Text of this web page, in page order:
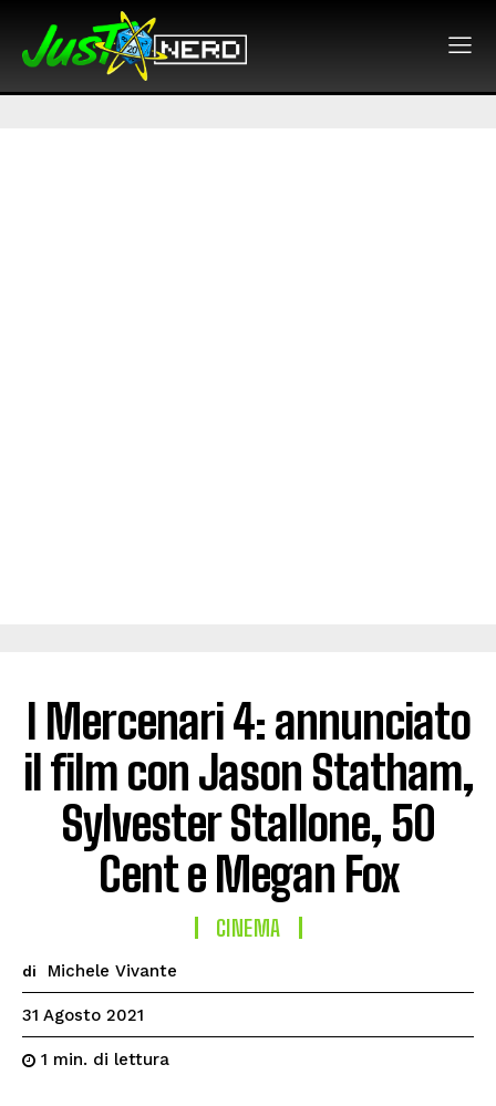
I Mercenari 4: annunciato
il film con Jason Statham,
Sylvester Stallone, 50
Cent e Megan Fox
CINEMA
di Michele Vivante
31 Agosto 2021
1 min. di lettura